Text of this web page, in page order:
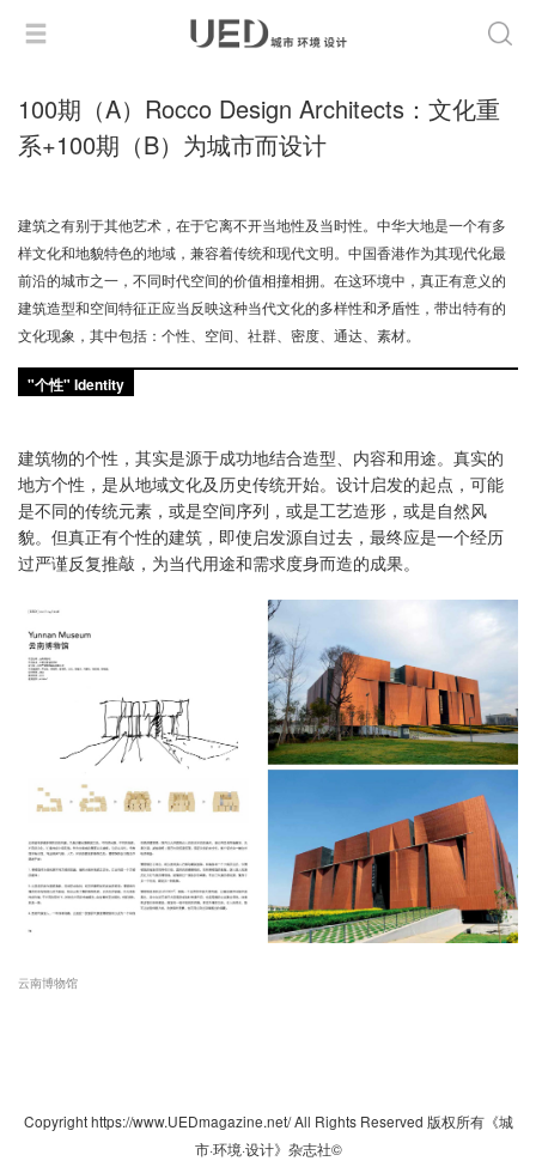
100期（A）Rocco Design Architects：文化重
系+100期（B）为城市而设计
建筑之有别于其他艺术，在于它离不开当地性及当时性。中华大地是一个有多
样文化和地貌特色的地域，兼容着传统和现代文明。中国香港作为其现代化最
前沿的城市之一，不同时代空间的价值相撞相拥。在这环境中，真正有意义的
建筑造型和空间特征正应当反映这种当代文化的多样性和矛盾性，带出特有的
文化现象，其中包括：个性、空间、社群、密度、通达、素材。
"个性" Identity
建筑物的个性，其实是源于成功地结合造型、内容和用途。真实的
地方个性，是从地域文化及历史传统开始。设计启发的起点，可能
是不同的传统元素，或是空间序列，或是工艺造形，或是自然风
貌。但真正有个性的建筑，即使启发源自过去，最终应是一个经历
过严谨反复推敲，为当代用途和需求度身而造的成果。
云南博物馆
Copyright https://www.UEDmagazine.net/ All Rights Reserved 版权所有《城
市·环境·设计》杂志社©